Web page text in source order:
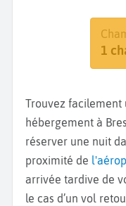
1
Trouvez facilement
hébergement à
réserver une nuit
proximité de
arrivée tardive de
le cas d’un vol